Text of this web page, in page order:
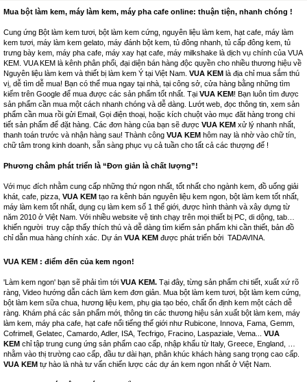
Mua bột làm kem, máy làm kem, máy pha cafe online: thuận tiện, nhanh chóng !
Cung ứng Bột làm kem tươi, bột làm kem cứng, nguyên liệu làm kem, hạt cafe, máy làm
kem tươi, máy làm kem gelato, máy đánh bột kem, tủ đông nhanh, tủ cấp đông kem, tủ
trưng bày kem, máy pha cafe, máy xay hạt cafe, máy milkshake là dịch vụ chính của VUA
KEM. VUA KEM là kênh phân phối, đại diện bán hàng độc quyền cho nhiều thương hiệu về
Nguyên liệu làm kem và thiết bị làm kem Ý tại Việt Nam. VUA KEM là địa chỉ mua sắm thú
vị, dễ tìm dễ mua! Bạn có thể mua ngay tại nhà, tại công sở, cửa hàng bằng những tìm
kiếm trên Google để mua được các sản phẩm tốt nhất. Tại VUA KEM ! Bạn luôn tìm được
sản phẩm cần mua một cách nhanh chóng và dễ dàng. Lướt web, đọc thông tin, xem sản
phẩm cần mua rồi gửi Email, Gọi điện thoại, hoặc kích chuột vào mục đăt hàng trong chi
tiết sản phẩm để đặt hàng. Các đơn hàng của bạn sẽ được VUA KEM xử lý nhanh nhất,
thanh toán trước và nhận hàng sau! Thành công VUA KEM hôm nay là nhờ vào chữ tín,
chữ tâm trong kinh doanh, sẵn sàng phục vụ cả tuần cho tất cả các thượng đế !
Phương châm phát triển là “Đơn giản là chất lượng”!
Với mục đích nhằm cung cấp những thứ ngon nhất, tốt nhất cho ngành kem, đồ uống giải
khát, cafe, pizza, VUA KEM tạo ra kênh bán nguyên liệu kem ngon, bột làm kem tốt nhất,
máy làm kem tốt nhất, dụng cụ làm kem số 1 thế giới, được hình thành và xây dựng từ
năm 2010 ở Việt Nam. Với nhiều website vệ tinh chạy trên mọi thiết bị PC, di dộng, tab…
khiến người truy cập thấy thích thú và dễ dàng tìm kiếm sản phẩm khi cần thiết, bản đồ
chỉ dẫn mua hàng chính xác. Dự án VUA KEM được phát triển bởi TADAVINA.
VUA KEM : điểm đến của kem ngon!
'Làm kem ngon' bạn sẽ phải tìm tới VUA KEM. Tại đây, từng sản phẩm chi tiết, xuất xứ rõ
ràng, Video hướng dẫn cách làm kem đơn giản. Mua bột làm kem tươi, bột làm kem cứng,
bột làm kem sữa chua, hương liệu kem, phụ gia tạo béo, chất ổn định kem một cách dễ
ràng. Khám phá các sản phẩm mới, thông tin các thương hiệu sản xuất bột làm kem, máy
làm kem, máy pha cafe, hạt cafe nổi tiếng thế giới như Rubicone, Innova, Fama, Gemm,
Cofrimell, Gelatec, Camardo, Adler, ISA, Tecfrigo, Fracino, Laspaziale, Vema... VUA
KEM chỉ tập trung cung ứng sản phẩm cao cấp, nhập khẩu từ Italy, Greece, England, …
nhằm vào thị trường cao cấp, đầu tư dài hạn, phân khúc khách hàng sang trọng cao cấp.
VUA KEM tự hào là nhà tư vấn chiến lược các dự án kem ngon nhất ở Việt Nam.